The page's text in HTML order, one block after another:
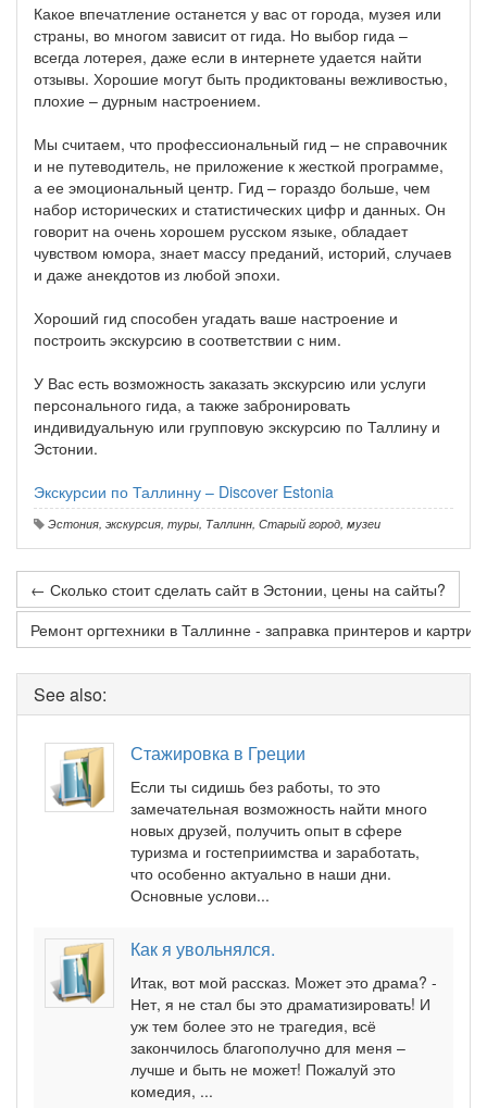
Какое впечатление останется у вас от города, музея или
страны, во многом зависит от гида. Но выбор гида –
всегда лотерея, даже если в интернете удается найти
отзывы. Хорошие могут быть продиктованы вежливостью,
плохие – дурным настроением.
Мы считаем, что профессиональный гид – не справочник
и не путеводитель, не приложение к жесткой программе,
а ее эмоциональный центр. Гид – гораздо больше, чем
набор исторических и статистических цифр и данных. Он
говорит на очень хорошем русском языке, обладает
чувством юмора, знает массу преданий, историй, случаев
и даже анекдотов из любой эпохи.
Хороший гид способен угадать ваше настроение и
построить экскурсию в соответствии с ним.
У Вас есть возможность заказать экскурсию или услуги
персонального гида, а также забронировать
индивидуальную или групповую экскурсию по Таллину и
Эстонии.
Экскурсии по Таллинну – Discover Estonia
Эстония, экскурсия, туры, Таллинн, Старый город, музеи
← Сколько стоит сделать сайт в Эстонии, цены на сайты?
Ремонт оргтехники в Таллинне - заправка принтеров и
See also:
Стажировка в Греции
Если ты сидишь без работы, то это
замечательная возможность найти много
новых друзей, получить опыт в сфере
туризма и гостеприимства и заработать,
что особенно актуально в наши дни.
Основные услови...
Как я увольнялся.
Итак, вот мой рассказ. Может это драма? -
Нет, я не стал бы это драматизировать! И
уж тем более это не трагедия, всё
закончилось благополучно для меня –
лучше и быть не может! Пожалуй это
комедия, ...